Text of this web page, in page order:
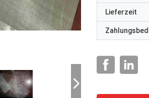
Lieferzeit